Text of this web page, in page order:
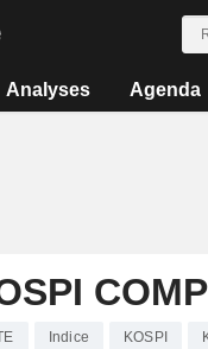
Analyses Agenda
Indice KOSPI